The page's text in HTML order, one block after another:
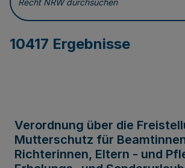
Recht NRW durchsuchen
10417 Ergebnisse
Verordnung über die
Mutterschutz für
Richterinnen, Eltern - und